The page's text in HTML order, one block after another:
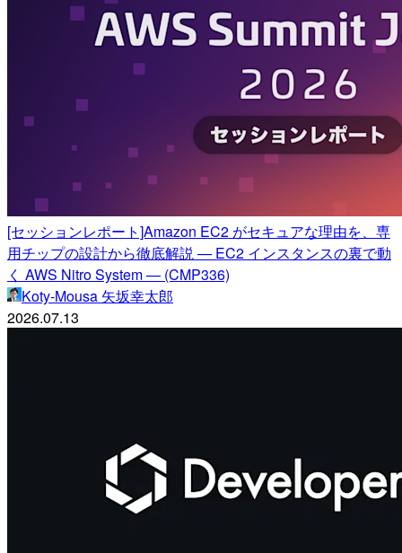
[セッションレポート]Amazon EC2 がセキュアな理由を、専
用チップの設計から徹底解説 — EC2 インスタンスの裏で動
く AWS Nitro System — (CMP336)
Koty-Mousa 矢坂幸太郎
2026.07.13